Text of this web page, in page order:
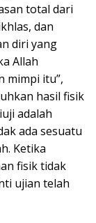
total dari
dan
diri yang
Allah
mimpi itu”,
hasil fisik
adalah
ada sesuatu
Ketika
fisik tidak
ujian telah